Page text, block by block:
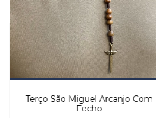
Terço São Miguel Arcanjo Com
Fecho